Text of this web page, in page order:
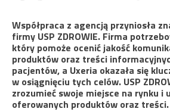
Współpraca z agencją przyniosła
firmy USP ZDROWIE. Firma
który pomoże ocenić jakość
produktów oraz treści
pacjentów, a Uxeria okazała się
w osiągnięciu tych celów. USP
zrozumieć swoje miejsce na rynku i
oferowanych produktów oraz treści.